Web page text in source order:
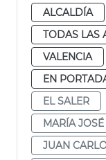
ALCALDÍA
TODAS LAS
VALENCIA
EN
EL SALER
MARÍA
JUAN